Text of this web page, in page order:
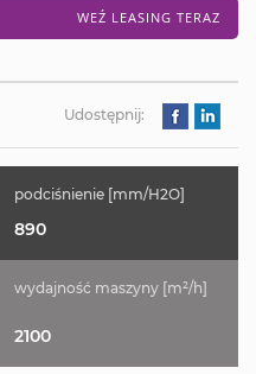
WEŹ LEASING TERAZ
Udostępnij:
podciśnienie [mm/H2O]
890
wydajność maszyny [m²/h]
2100